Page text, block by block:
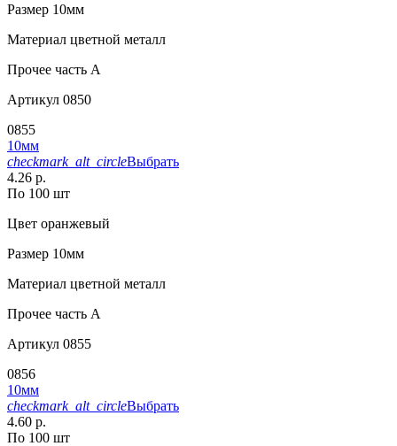
Размер 10мм
Материал цветной металл
Прочее часть A
Артикул 0850
0855
10мм
checkmark_alt_circleВыбрать
4.26 р.
По 100 шт
Цвет оранжевый
Размер 10мм
Материал цветной металл
Прочее часть A
Артикул 0855
0856
10мм
checkmark_alt_circleВыбрать
4.60 р.
По 100 шт